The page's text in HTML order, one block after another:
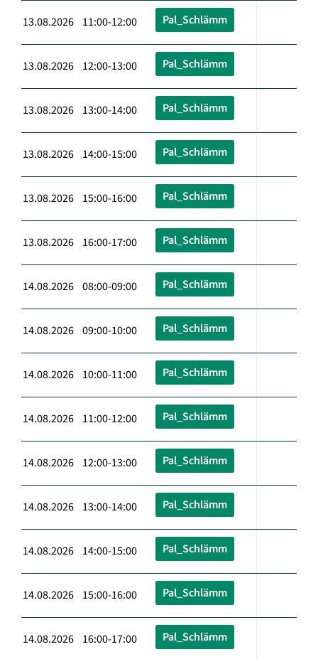
13.08.2026 11:00-12:00 Pal_Schlämm
13.08.2026 12:00-13:00 Pal_Schlämm
13.08.2026 13:00-14:00 Pal_Schlämm
13.08.2026 14:00-15:00 Pal_Schlämm
13.08.2026 15:00-16:00 Pal_Schlämm
13.08.2026 16:00-17:00 Pal_Schlämm
14.08.2026 08:00-09:00 Pal_Schlämm
14.08.2026 09:00-10:00 Pal_Schlämm
14.08.2026 10:00-11:00 Pal_Schlämm
14.08.2026 11:00-12:00 Pal_Schlämm
14.08.2026 12:00-13:00 Pal_Schlämm
14.08.2026 13:00-14:00 Pal_Schlämm
14.08.2026 14:00-15:00 Pal_Schlämm
14.08.2026 15:00-16:00 Pal_Schlämm
14.08.2026 16:00-17:00 Pal_Schlämm